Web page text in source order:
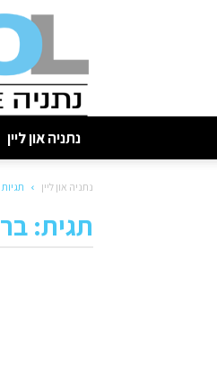
נתניה און ליין
נתניה און ליין תגיות
תגית: